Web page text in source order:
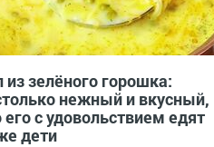
из зелёного горошка:
нежный и вкусный,
его с удовольствием едят
дети